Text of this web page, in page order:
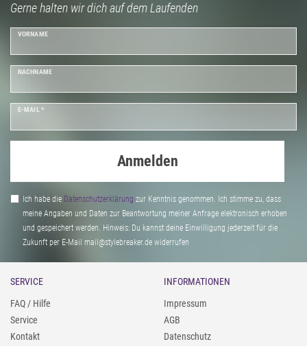
Gerne halten wir dich auf dem Laufenden
VORNAME
NACHNAME
E-MAIL *
Anmelden
Ich habe die Daten­schutz­erklärung zur Kenntnis genommen. Ich stimme zu, dass
meine Angaben und Daten zur Beantwortung meiner Anfrage elektronisch erhoben
und gespeichert werden. Hinweis: Du kannst deine Einwilligung jederzeit für die
Zukunft per E-Mail mail@stylebreaker.de widerrufen
SERVICE
FAQ / Hilfe
Service
Kontakt
INFORMATIONEN
Impressum
AGB
Datenschutz